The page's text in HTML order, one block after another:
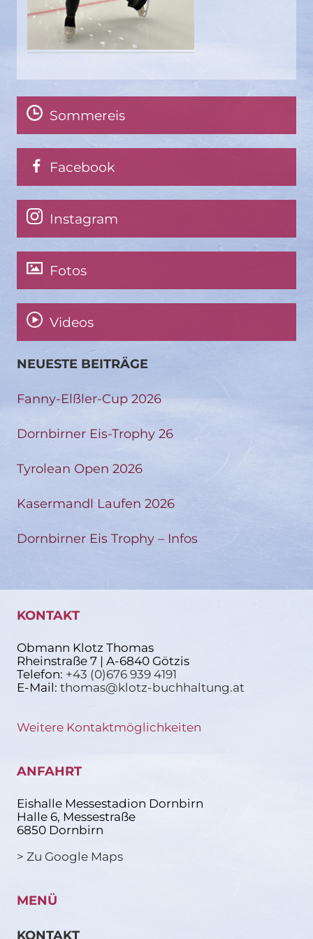
Sommereis
Facebook
Instagram
Fotos
Videos
NEUESTE BEITRÄGE
Fanny-Elßler-Cup 2026
Dornbirner Eis-Trophy 26
Tyrolean Open 2026
Kasermandl Laufen 2026
Dornbirner Eis Trophy – Infos
KONTAKT
Obmann Klotz Thomas
Rheinstraße 7 | A-6840 Götzis
Telefon: +43 (0)676 939 4191
E-Mail: thomas@klotz-buchhaltung.at
Weitere Kontaktmöglichkeiten
ANFAHRT
Eishalle Messestadion Dornbirn
Halle 6, Messestraße
6850 Dornbirn
> Zu Google Maps
MENÜ
KONTAKT